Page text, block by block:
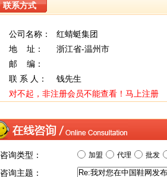
联系方式
公司名称：
红蜻蜓集团
地 址：
浙江省-温州市
邮 编：
联 系 人：
钱先生
对不起，非注册会员不能查看！ 马上注册
咨询类型： 加盟 代理 批发
咨询主题：